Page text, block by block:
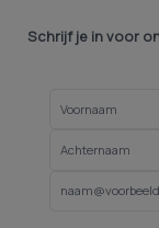
Schrijf je in voor